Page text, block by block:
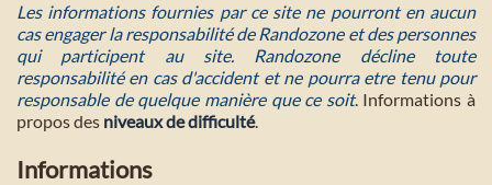
Les informations fournies par ce site ne pourront en aucun
cas engager la responsabilité de Randozone et des personnes
qui participent au site. Randozone décline toute
responsabilité en cas d'accident et ne pourra etre tenu pour
responsable de quelque manière que ce soit. Informations à
propos des niveaux de difficulté.
Informations